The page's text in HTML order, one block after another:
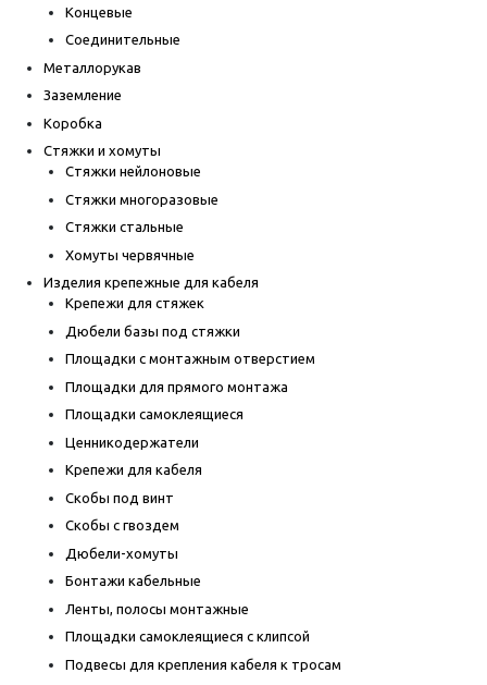
Концевые
Соединительные
Металлорукав
Заземление
Коробка
Стяжки и хомуты
Стяжки нейлоновые
Стяжки многоразовые
Стяжки стальные
Хомуты червячные
Изделия крепежные для кабеля
Крепежи для стяжек
Дюбели базы под стяжки
Площадки с монтажным отверстием
Площадки для прямого монтажа
Площадки самоклеящиеся
Ценникодержатели
Крепежи для кабеля
Скобы под винт
Скобы с гвоздем
Дюбели-хомуты
Бонтажи кабельные
Ленты, полосы монтажные
Площадки самоклеящиеся с клипсой
Подвесы для крепления кабеля к тросам